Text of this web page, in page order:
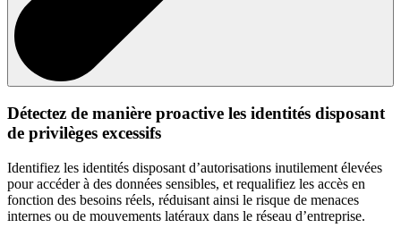
Détectez de manière proactive les identités disposant
de privilèges excessifs
Identifiez les identités disposant d’autorisations inutilement élevées
pour accéder à des données sensibles, et requalifiez les accès en
fonction des besoins réels, réduisant ainsi le risque de menaces
internes ou de mouvements latéraux dans le réseau d’entreprise.